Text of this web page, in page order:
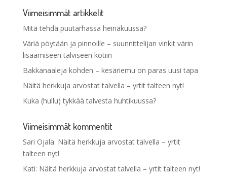
Viimeisimmät artikkelit
Mitä tehdä puutarhassa heinäkuussa?
Väriä pöytään ja pinnoille – suunnittelijan vinkit värin
lisäämiseen talviseen kotiin
Bakkanaaleja kohden – kesäriemu on paras uusi tapa
Näitä herkkuja arvostat talvella – yrtit talteen nyt!
Kuka (hullu) tykkää talvesta huhtikuussa?
Viimeisimmät kommentit
Sari Ojala: Näitä herkkuja arvostat talvella – yrtit
talteen nyt!
Kati: Näitä herkkuja arvostat talvella – yrtit talteen nyt!